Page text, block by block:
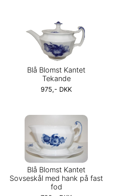
Blå Blomst Kantet
Tekande
975,- DKK
Blå Blomst Kantet
Sovseskål med hank på fast
fod